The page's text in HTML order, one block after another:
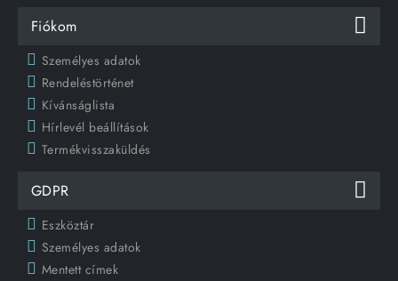
Fiókom
Személyes adatok
Rendeléstörténet
Kívánságlista
Hírlevél beállítások
Termékvisszaküldés
GDPR
Eszköztár
Személyes adatok
Mentett címek